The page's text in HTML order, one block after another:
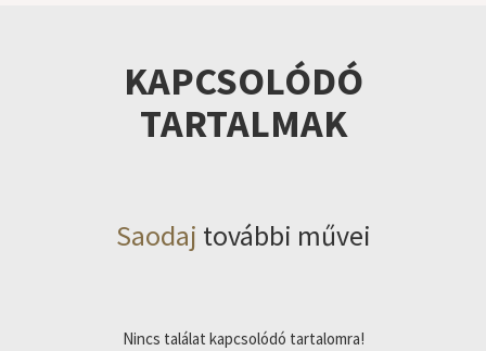
KAPCSOLÓDÓ
TARTALMAK
Saodaj további művei
Nincs találat kapcsolódó tartalomra!